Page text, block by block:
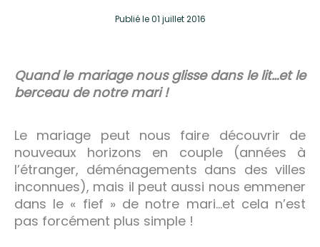
Publiéle 01 juillet 2016
Quand le mariage nous glisse dans le lit…et le
berceau de notre mari !
Le mariage peut nous faire découvrir de
nouveaux horizons en couple (années à
l’étranger, déménagements dans des villes
inconnues), mais il peut aussi nous emmener
dans le « fief » de notre mari…et cela n’est
pas forcément plus simple !